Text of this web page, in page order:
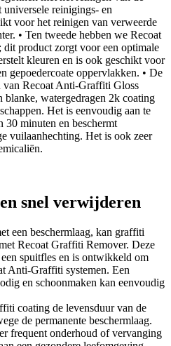
reinigings- en
voor het reinigen van verweerde
• Ten tweede hebben we Recoat
product zorgt voor een optimale
kleuren en is ook geschikt voor
gepoedercoate oppervlakken. • De
van Recoat Anti-Graffiti Gloss
blanke, watergedragen 2k coating
Het is eenvoudig aan te
30 minuten en beschermt
vuilaanhechting. Het is ook zeer
snel verwijderen
een beschermlaag, kan graffiti
Recoat Graffiti Remover. Deze
spuitfles en is ontwikkeld om
Anti-Graffiti systemen. Een
en schoonmaken kan eenvoudig
coating de levensduur van de
de permanente beschermlaag.
frequent onderhoud of vervanging